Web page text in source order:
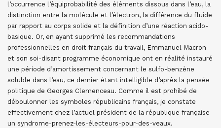
l’occurrence l’équiprobabilité des éléments dissous dans l’eau, la
distinction entre la molécule et l’électron, la différence du fluide
par rapport au corps solide et la définition d’une réaction acido-
basique. Or, en ayant supprimé les recommandations
professionnelles en droit français du travail, Emmanuel Macron
et son soi-disant programme économique ont en réalité instauré
une période d’amortissement concernant le sulfo-benzène
soluble dans l’eau, ce dernier étant intelligible d’après la pensée
politique de Georges Clemenceau. Comme il est prohibé de
déboulonner les symboles républicains français, je constate
effectivement chez l’actuel président de la république française
un syndrome-prenez-les-électeurs-pour-des-veaux.